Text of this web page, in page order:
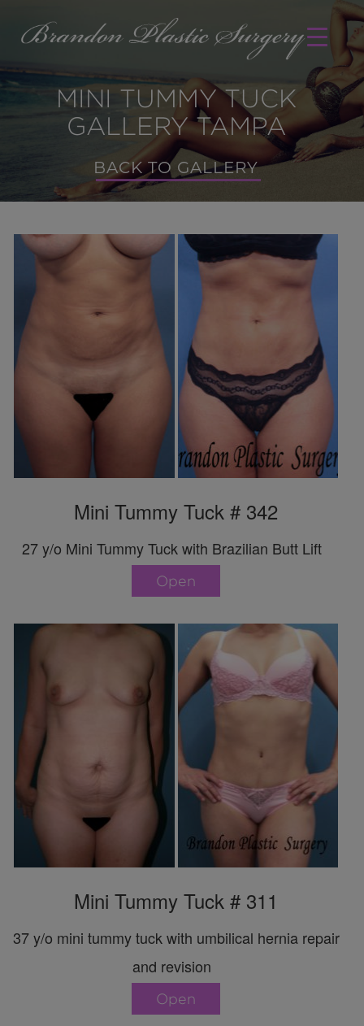
MINI TUMMY TUCK
GALLERY TAMPA
BACK TO GALLERY
Mini Tummy Tuck # 342
27 y/o Mini Tummy Tuck with Brazilian Butt Lift
Open
Mini Tummy Tuck # 311
37 y/o mini tummy tuck with umbilical hernia repair
and revision
Open